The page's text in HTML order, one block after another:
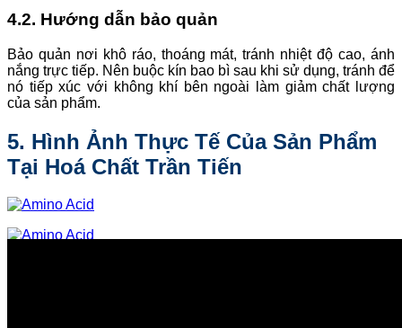
4.2. Hướng dẫn bảo quản
Bảo quản nơi khô ráo, thoáng mát, tránh nhiệt độ cao, ánh
nắng trực tiếp. Nên buộc kín bao bì sau khi sử dụng, tránh để
nó tiếp xúc với không khí bên ngoài làm giảm chất lượng
của sản phẩm.
5. Hình Ảnh Thực Tế Của Sản Phẩm
Tại Hoá Chất Trần Tiến